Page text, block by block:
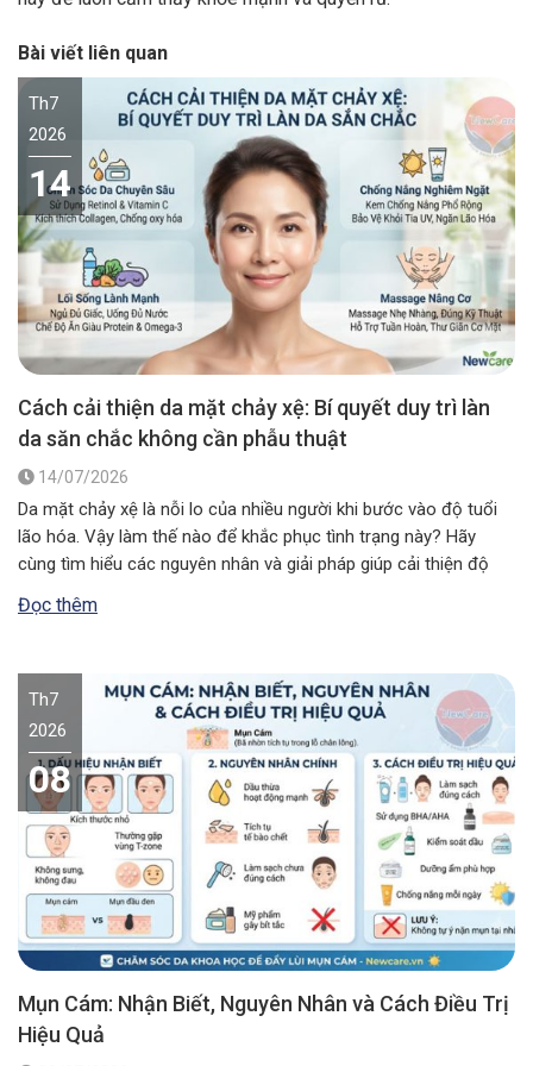
Bài viết liên quan
Th7
2026
14
Cách cải thiện da mặt chảy xệ: Bí quyết duy trì làn
da săn chắc không cần phẫu thuật
14/07/2026
Da mặt chảy xệ là nỗi lo của nhiều người khi bước vào độ tuổi
lão hóa. Vậy làm thế nào để khắc phục tình trạng này? Hãy
cùng tìm hiểu các nguyên nhân và giải pháp giúp cải thiện độ
Đọc thêm
Th7
2026
08
Mụn Cám: Nhận Biết, Nguyên Nhân và Cách Điều Trị
Hiệu Quả